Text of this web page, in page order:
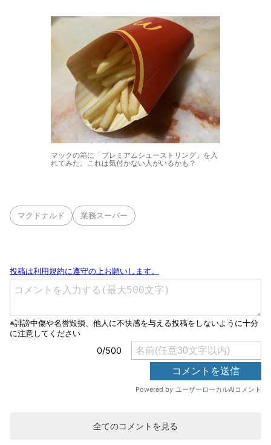
マックの箱に「プレミアムシューストリング」を入
れてみた。これは気付かない人がいるかも？
マクドナルド 業務スーパー
全てのコメントを見る